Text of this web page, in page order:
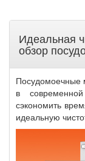
Идеальная
обзор
в
сэкономить
идеальную